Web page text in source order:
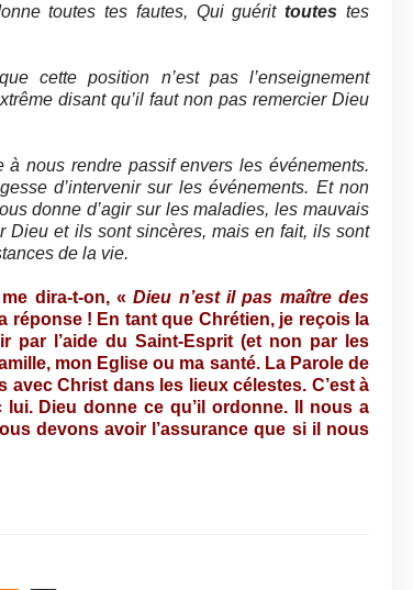
toutes tes fautes, Qui guérittoutes tes
cette position n’est pas l’enseignement
disant qu’il faut non pas remercier Dieu
nous rendre passif envers les événements.
d’intervenir sur les événements. Et non
donne d’agir sur les maladies, les mauvais
Dieu et ils sont sincères, mais en fait, ils sont
de la vie.
me dira-t-on, «Dieu n’est il pas maître des
réponse ! En tant que Chrétien, je reçois la
par l’aide du Saint-Esprit (et non par les
mon Eglise ou ma santé. La Parole de
Christ dans les lieux célestes. C’est à
Dieu donne ce qu’il ordonne. Il nous a
devons avoir l’assurance que si il nous